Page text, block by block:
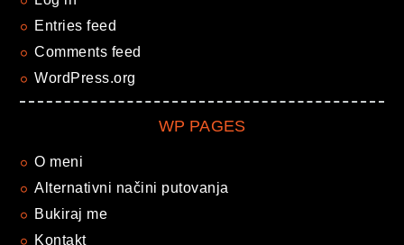
Entries feed
Comments feed
WordPress.org
WP PAGES
O meni
Alternativni načini putovanja
Bukiraj me
Kontakt